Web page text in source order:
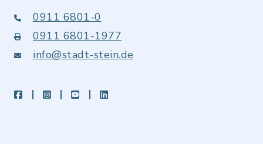
0911 6801-0
0911 6801-1977
info@stadt-stein.de
facebookinstagramyoutubeLinkedIn